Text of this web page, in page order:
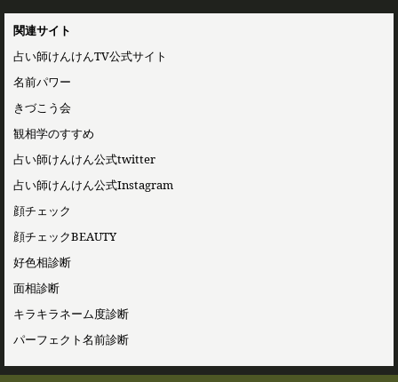
関連サイト
占い師けんけんTV公式サイト
名前パワー
きづこう会
観相学のすすめ
占い師けんけん公式twitter
占い師けんけん公式Instagram
顔チェック
顔チェックBEAUTY
好色相診断
面相診断
キラキラネーム度診断
パーフェクト名前診断